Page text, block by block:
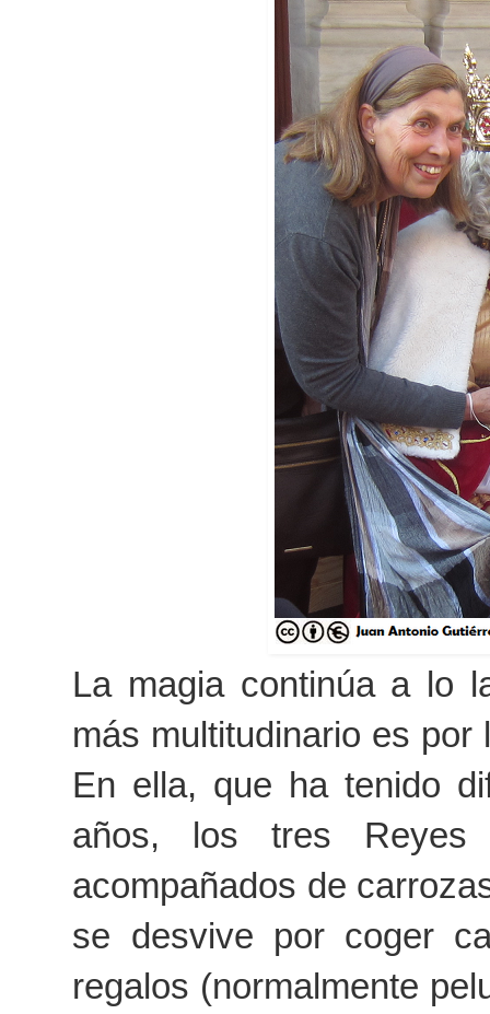
La magia continúa a lo
más multitudinario es
En ella, que ha tenido
años, los tres
acompañados de
se desvive por coger
regalos (normalmente